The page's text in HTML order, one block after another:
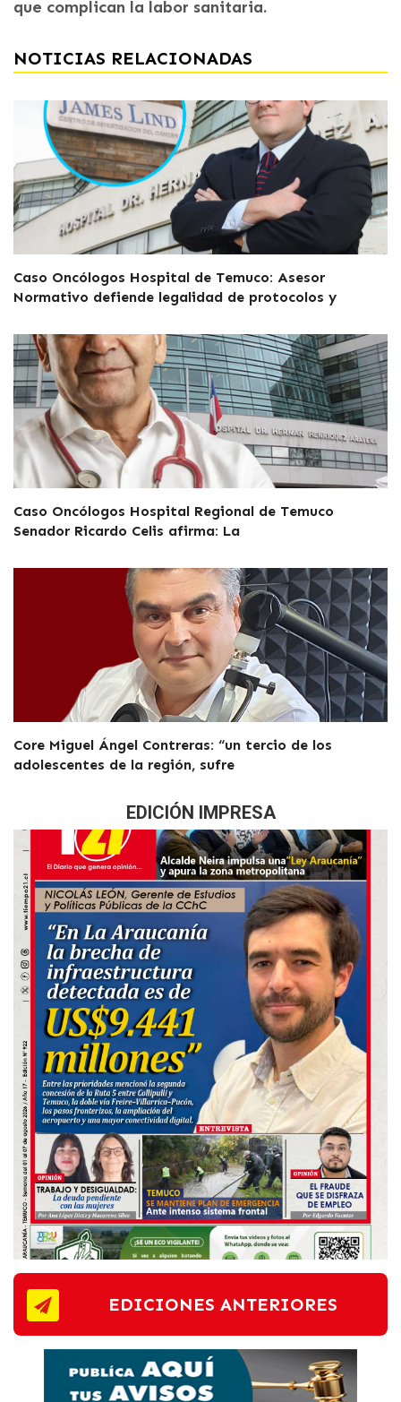
que complican la labor sanitaria.
NOTICIAS RELACIONADAS
Caso Oncólogos Hospital de Temuco: Asesor
Normativo defiende legalidad de protocolos y
Caso Oncólogos Hospital Regional de Temuco
Senador Ricardo Celis afirma: La
Core Miguel Ángel Contreras: “un tercio de los
adolescentes de la región, sufre
EDICIÓN IMPRESA
EDICIONES ANTERIORES